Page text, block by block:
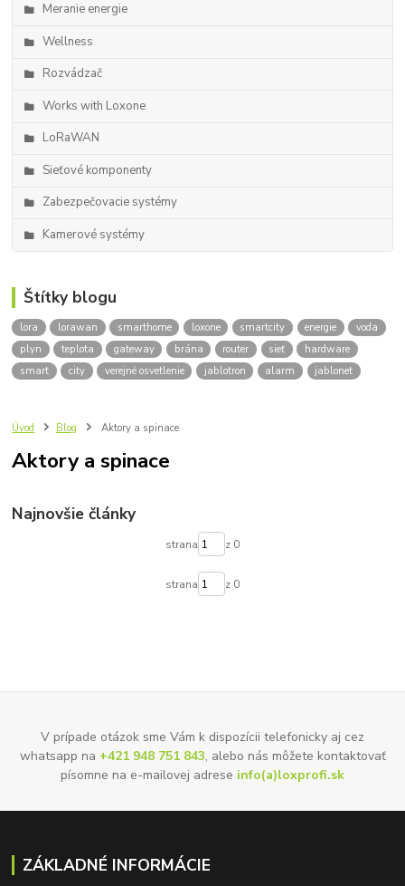
Meranie energie
Wellness
Rozvádzač
Works with Loxone
LoRaWAN
Sieťové komponenty
Zabezpečovacie systémy
Kamerové systémy
Štítky blogu
lora lorawan smarthome loxone smartcity energie
voda
plyn
teplota gateway brána router sieť
hardware
smart
city verejné osvetlenie jablotron alarm jablonet
Úvod Blog Aktory a spinace
Aktory a spinace
Najnovšie články
strana z 0
strana z 0
V prípade otázok sme Vám k dispozícii telefonicky aj cez
whatsapp na +421 948 751 843, alebo nás môžete kontaktovať
písomne na e-mailovej adrese info(a)loxprofi.sk
ZÁKLADNÉ INFORMÁCIE